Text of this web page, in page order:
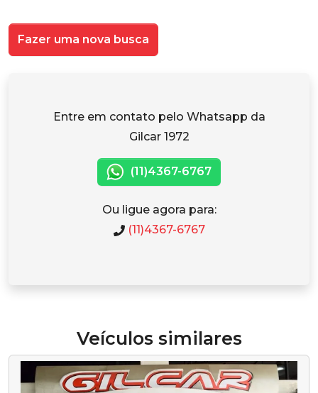
Fazer uma nova busca
Entre em contato pelo Whatsapp da
Gilcar 1972
(11)4367-6767
Ou ligue agora para:
(11)4367-6767
Veículos similares